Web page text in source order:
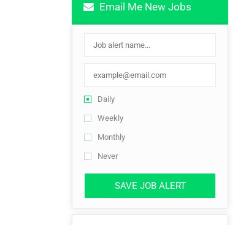
Email Me New Jobs
Daily
Weekly
Monthly
Never
SAVE JOB ALERT